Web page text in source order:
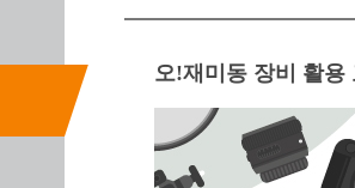
오!재미동 장비 활용